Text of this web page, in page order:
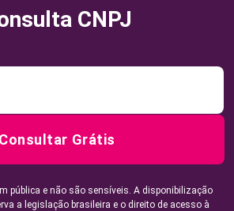
CNPJ
Consultar Grátis
pública e não são sensíveis. A disponibilização
a legislação brasileira e o direito de acesso à